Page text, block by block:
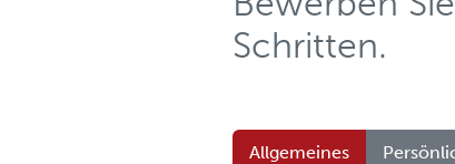
Schritten.
Allgemeines